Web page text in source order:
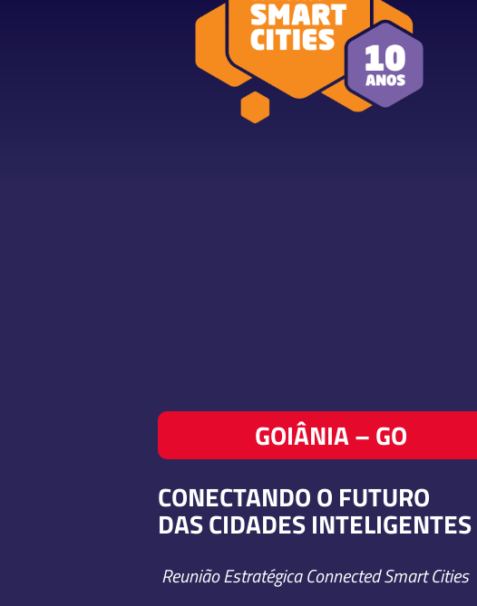
GOIÂNIA – GO
CONECTANDO O FUTURO
DAS CIDADES INTELIGENTES
Reunião Estratégica Connected Smart Cities